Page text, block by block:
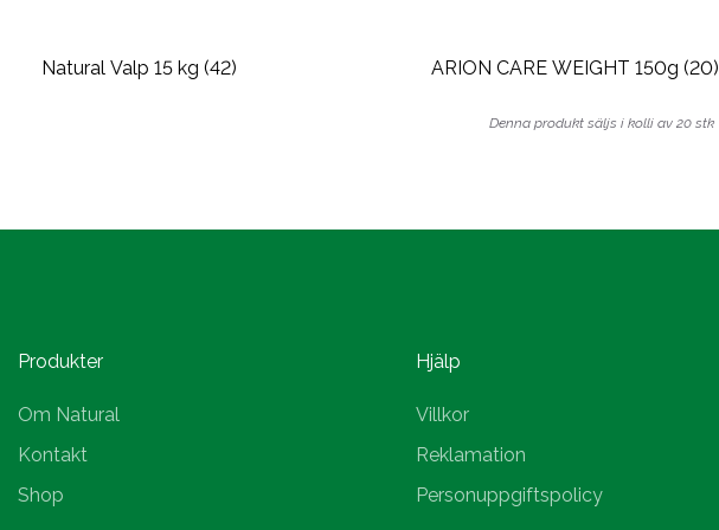
Natural Valp 15 kg (42) ARION CARE WEIGHT 150g (20)
Denna produkt säljs i kolli av 20 stk
Produkter
Om Natural
Kontakt
Shop
Hjälp
Villkor
Reklamation
Personuppgiftspolicy